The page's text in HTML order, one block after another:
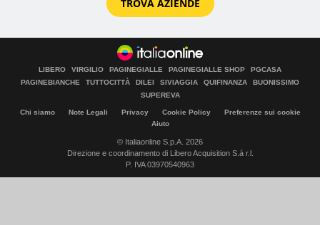
TROVA AZIENDE
LIBERO VIRGILIO PAGINEGIALLE PAGINEGIALLE SHOP
PGCASA
PAGINEBIANCHE
TUTTOCITTÀ DILEI SIVIAGGIA QUIFINANZA
BUONISSIMO
SUPEREVA
Chi siamo Note Legali Privacy Cookie Policy
Preferenze sui cookie
Aiuto
© Italiaonline S.p.A. 2026
Direzione e coordinamento di Libero Acquisition S.á r.l.
P. IVA 03970540963